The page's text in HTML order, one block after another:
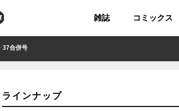
雑誌 コミックス
合併号
ラインナップ